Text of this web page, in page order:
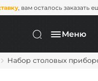
, вам осталось заказать
Меню
Набор столовых